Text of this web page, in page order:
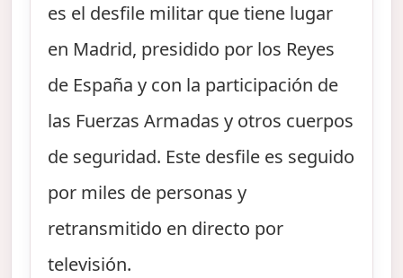
es el desfile militar que tiene lugar
en Madrid, presidido por los Reyes
de España y con la participación de
las Fuerzas Armadas y otros cuerpos
de seguridad. Este desfile es seguido
por miles de personas y
retransmitido en directo por
televisión.